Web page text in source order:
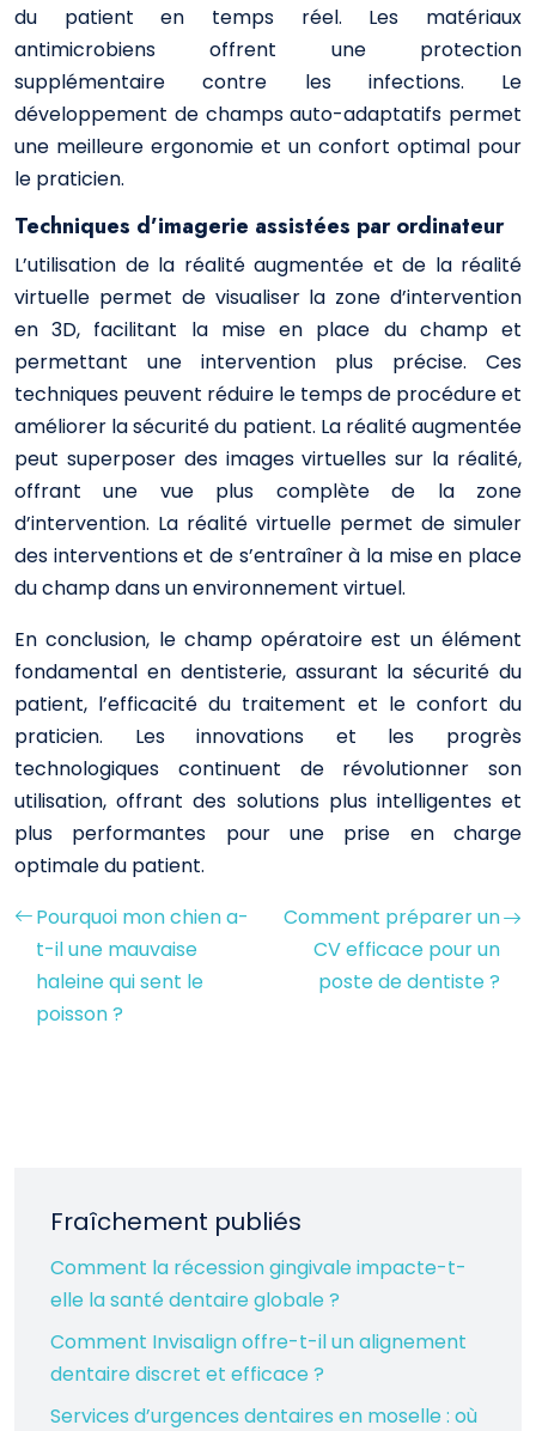
du patient en temps réel. Les matériaux
antimicrobiens offrent une protection
supplémentaire contre les infections. Le
développement de champs auto-adaptatifs permet
une meilleure ergonomie et un confort optimal pour
le praticien.
Techniques d’imagerie assistées par ordinateur
L’utilisation de la réalité augmentée et de la réalité
virtuelle permet de visualiser la zone d’intervention
en 3D, facilitant la mise en place du champ et
permettant une intervention plus précise. Ces
techniques peuvent réduire le temps de procédure et
améliorer la sécurité du patient. La réalité augmentée
peut superposer des images virtuelles sur la réalité,
offrant une vue plus complète de la zone
d’intervention. La réalité virtuelle permet de simuler
des interventions et de s’entraîner à la mise en place
du champ dans un environnement virtuel.
En conclusion, le champ opératoire est un élément
fondamental en dentisterie, assurant la sécurité du
patient, l’efficacité du traitement et le confort du
praticien. Les innovations et les progrès
technologiques continuent de révolutionner son
utilisation, offrant des solutions plus intelligentes et
plus performantes pour une prise en charge
optimale du patient.
Pourquoi mon chien a-
t-il une mauvaise
haleine qui sent le
poisson ?
Comment préparer un
CV efficace pour un
poste de dentiste ?
Fraîchement publiés
Comment la récession gingivale impacte-t-
elle la santé dentaire globale ?
Comment Invisalign offre-t-il un alignement
dentaire discret et efficace ?
Services d’urgences dentaires en moselle : où